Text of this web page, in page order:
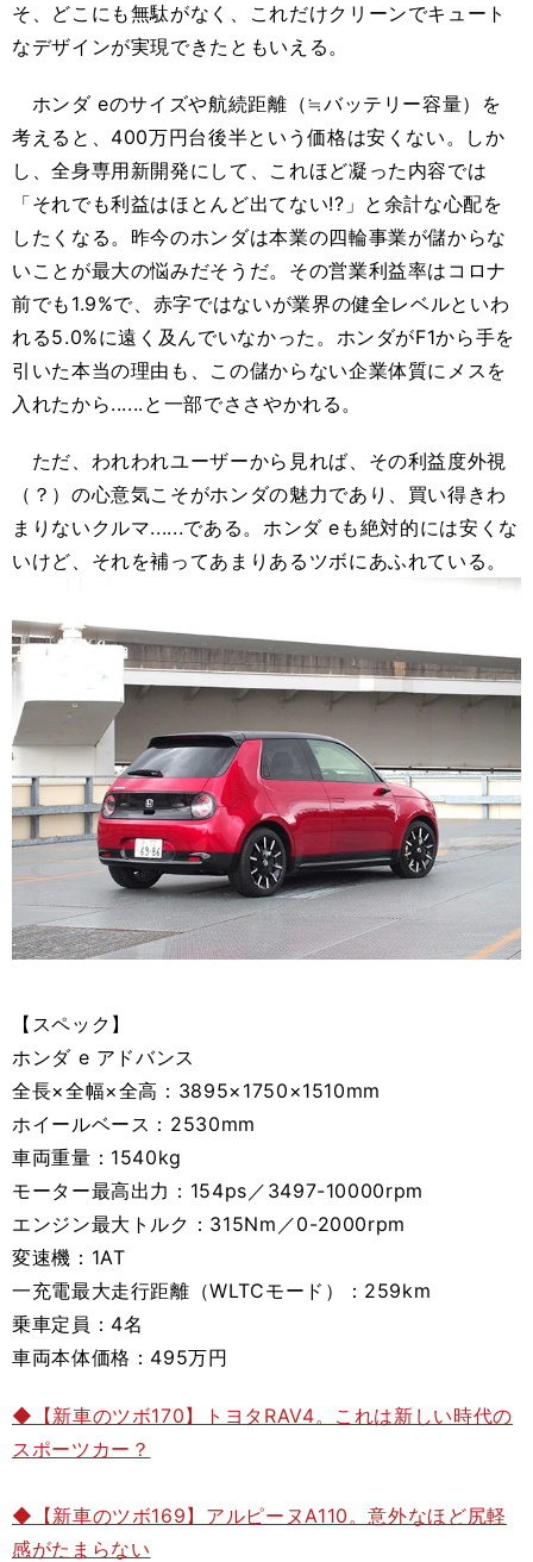
そ、どこにも無駄がなく、これだけクリーンでキュート
なデザインが実現できたともいえる。
ホンダ eのサイズや航続距離（≒バッテリー容量）を
考えると、400万円台後半という価格は安くない。しか
し、全身専用新開発にして、これほど凝った内容では
「それでも利益はほとんど出てない!?」と余計な心配を
したくなる。昨今のホンダは本業の四輪事業が儲からな
いことが最大の悩みだそうだ。その営業利益率はコロナ
前でも1.9%で、赤字ではないが業界の健全レベルといわ
れる5.0%に遠く及んでいなかった。ホンダがF1から手を
引いた本当の理由も、この儲からない企業体質にメスを
入れたから......と一部でささやかれる。
ただ、われわれユーザーから見れば、その利益度外視
（？）の心意気こそがホンダの魅力であり、買い得きわ
まりないクルマ......である。ホンダ eも絶対的には安くな
いけど、それを補ってあまりあるツボにあふれている。
【スペック】
ホンダ e アドバンス
全長×全幅×全高：3895×1750×1510mm
ホイールベース：2530mm
車両重量：1540kg
モーター最高出力：154ps／3497-10000rpm
エンジン最大トルク：315Nm／0-2000rpm
変速機：1AT
一充電最大走行距離（WLTCモード）：259km
乗車定員：4名
車両本体価格：495万円
◆【新車のツボ170】トヨタRAV4。これは新しい時代の
スポーツカー？
◆【新車のツボ169】アルピーヌA110。意外なほど尻軽
感がたまらない